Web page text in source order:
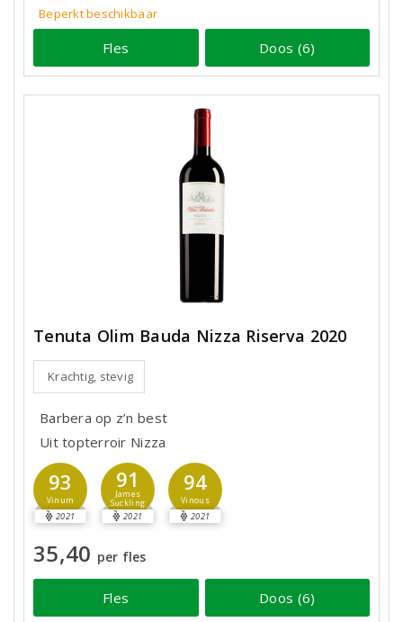
Beperkt beschikbaar
Fles Doos (6)
Tenuta Olim Bauda Nizza Riserva 2020
Krachtig, stevig
Barbera op z’n best
Uit topterroir Nizza
93
Vinum
2021
91
James
Suckling
2021
94
Vinous
2021
35,40 per fles
Fles Doos (6)